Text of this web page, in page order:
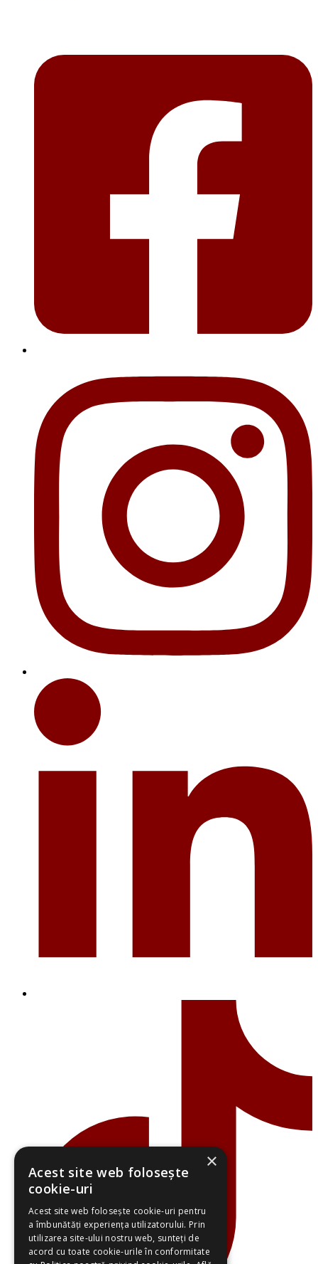
×
Acest site web folosește
cookie-uri
Acest site web folosește cookie-uri pentru
a îmbunătăți experiența utilizatorului. Prin
utilizarea site-ului nostru web, sunteți de
acord cu toate cookie-urile în conformitate